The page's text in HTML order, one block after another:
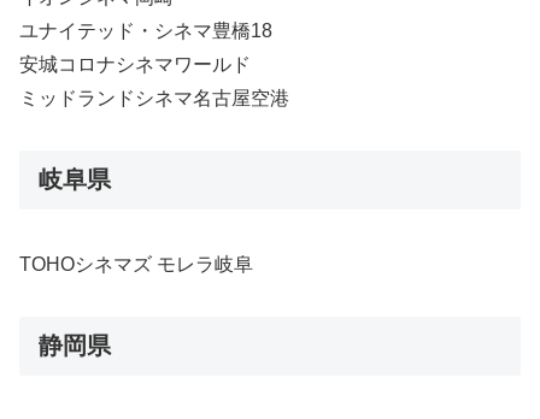
ユナイテッド・シネマ豊橋18
安城コロナシネマワールド
ミッドランドシネマ名古屋空港
岐阜県
TOHOシネマズ モレラ岐阜
静岡県